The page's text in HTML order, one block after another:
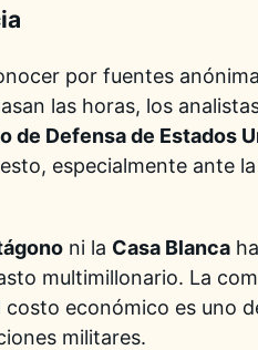
por fuentes
las horas, los
de Defensa de Estados
especialmente ante
ni la Casa Blanca
multimillonario. La
económico es uno
militares.